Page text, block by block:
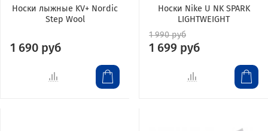
Носки лыжные KV+ Nordic
Step Wool
1 690 руб
Носки Nike U NK SPARK
LIGHTWEIGHT
1 990 руб
1 699 руб